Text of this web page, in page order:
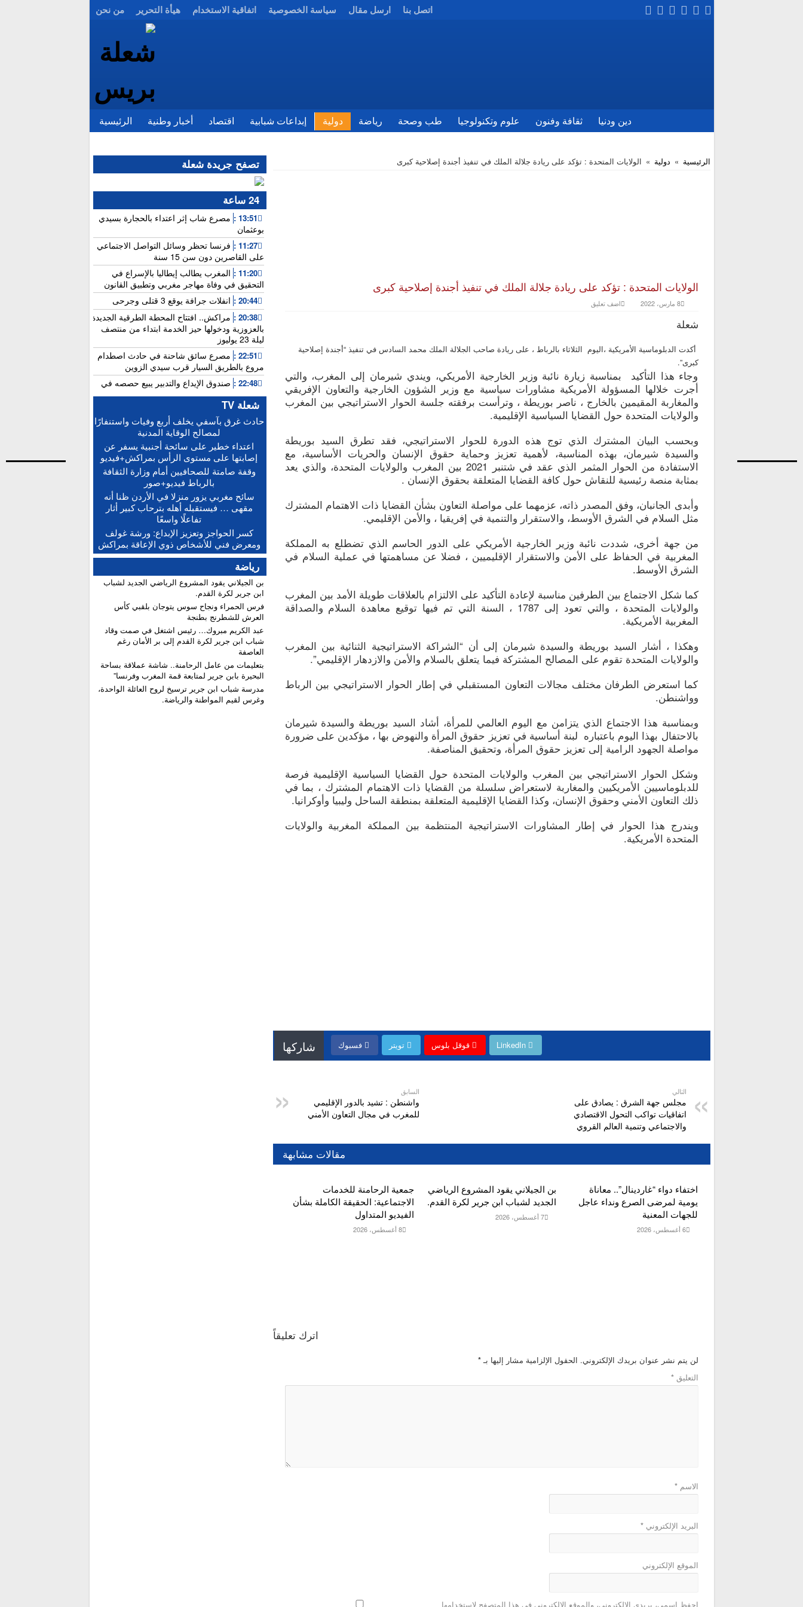
من نحن هيأة التحرير اتفاقية الاستخدام سياسة الخصوصية ارسل مقال اتصل بنا
الرئيسية أخبار وطنية اقتصاد إبداعات شبابية دولية رياضة طب وصحة علوم وتكنولوجيا ثقافة وفنون دين ودنيا
تصفح جريدة شعلة
24 ساعة
13:51 :
مصرع شاب إثر اعتداء بالحجارة بسيدي
بوعثمان
11:27 :
فرنسا تحظر وسائل التواصل الاجتماعي
على القاصرين دون سن 15 سنة
11:20 :
المغرب يطالب إيطاليا بالإسراع في
التحقيق في وفاة مهاجر مغربي وتطبيق القانون
20:44 : انفلات جرافة يوقع 3 قتلى وجرحى
20:38 :
مراكش.. افتتاح المحطة الطرقية الجديدة
بالعزوزية ودخولها حيز الخدمة ابتداء من منتصف
ليلة 23 يوليوز
22:51 :
مصرع سائق شاحنة في حادث اصطدام
مروع بالطريق السيار قرب سيدي الزوين
22:48 :
صندوق الإيداع والتدبير يبيع حصصه في
بنك “سياش”
15:25 :
عامل بناء يلقى مصرعه إثر سقوطه من
الطابق الثاني بورش بالمدينة العتيقة لمراكش
أخنوش: الاجتماع المغربي-الفرنسي يطلق
التنفيذ العملي للشراكة الاستثنائية
15:13 :
“حصيلة إيجابية”.. فرنسا والمغرب يعززان
التعاون الأمني والاقتصادي بمعاهدات غير مسبوقة
15:06 :
الدكتورة أمل العباسي.. نموذج للأستاذة
الجامعية التي تجمع بين التميز الأكاديمي والالتزام
التربوي
12:16 :
بعد إجراء الاستدراكية.. الإعلان عن النتائج
النهائية للبكالوريا ونسبة النجاح تتجاوز 81 في المائة
شعلة TV
حادث غرق بآسفي يخلف أربع وفيات واستنفارًا
لمصالح الوقاية المدنية
اعتداء خطير على سائحة أجنبية يسفر عن
إصابتها على مستوى الرأس بمراكش+فيديو
وقفة صامتة للصحافيين أمام وزارة الثقافة
بالرباط فيديو+صور
سائح مغربي يزور منزلا في الأردن ظنا أنه
مقهى … فيستقبله أهله بترحاب كبير أثار
تفاعلًا واسعًا
كسر الحواجز وتعزيز الإبداع: ورشة غولف
ومعرض فني للأشخاص ذوي الإعاقة بمراكش
رياضة
بن الجيلاني يقود المشروع الرياضي الجديد لشباب
ابن جرير لكرة القدم.
فرس الحمراء ونجاح سوس يتوجان بلقبي كأس
العرش للشطرنج بطنجة
عبد الكريم مبروك… رئيس اشتغل في صمت وقاد
شباب ابن جرير لكرة القدم إلى بر الأمان رغم
العاصفة
بتعليمات من عامل الرحامنة.. شاشة عملاقة بساحة
البحيرة بابن جرير لمتابعة قمة المغرب وفرنسا”
​مدرسة شباب ابن جرير ترسيخ لروح العائلة الواحدة،
وغرس لقيم المواطنة والرياضة.
الرئيسية » دولية » الولايات المتحدة : تؤكد على ريادة جلالة الملك في تنفيذ أجندة إصلاحية كبرى
الولايات المتحدة : تؤكد على ريادة جلالة الملك في تنفيذ أجندة إصلاحية كبرى
8 مارس، 2022 اضف تعليق
شعلة
أكدت الدبلوماسية الأمريكية ،اليوم الثلاثاء بالرباط ، على ريادة صاحب الجلالة الملك محمد السادس في تنفيذ “أجندة إصلاحية
كبرى”.
وجاء هذا التأكيد بمناسبة زيارة نائبة وزير الخارجية الأمريكي، ويندي شيرمان إلى المغرب، والتي
أجرت خلالها المسؤولة الأمريكية مشاورات سياسية مع وزير الشؤون الخارجية والتعاون الإفريقي
والمغاربة المقيمين بالخارج ، ناصر بوريطة ، وترأست برفقته جلسة الحوار الاستراتيجي بين المغرب
والولايات المتحدة حول القضايا السياسية الإقليمية.
وبحسب البيان المشترك الذي توج هذه الدورة للحوار الاستراتيجي، فقد تطرق السيد بوريطة
والسيدة شيرمان، بهذه المناسبة، لأهمية تعزيز وحماية حقوق الإنسان والحريات الأساسية، مع
الاستفادة من الحوار المثمر الذي عقد في شتنبر 2021 بين المغرب والولايات المتحدة، والذي يعد
بمثابة منصة رئيسية للنقاش حول كافة القضايا المتعلقة بحقوق الإنسان .
وأبدى الجانبان، وفق المصدر ذاته، عزمهما على مواصلة التعاون بشأن القضايا ذات الاهتمام المشترك
مثل السلام في الشرق الأوسط، والاستقرار والتنمية في إفريقيا ، والأمن الإقليمي.
من جهة أخرى، شددت نائبة وزير الخارجية الأمريكي على الدور الحاسم الذي تضطلع به المملكة
المغربية في الحفاظ على الأمن والاستقرار الإقليميين ، فضلا عن مساهمتها في عملية السلام في
الشرق الأوسط.
كما شكل الاجتماع بين الطرفين مناسبة لإعادة التأكيد على الالتزام بالعلاقات طويلة الأمد بين المغرب
والولايات المتحدة ، والتي تعود إلى 1787 ، السنة التي تم فيها توقيع معاهدة السلام والصداقة
المغربية الأمريكية.
وهكذا ، أشار السيد بوريطة والسيدة شيرمان إلى أن “الشراكة الاستراتيجية الثنائية بين المغرب
والولايات المتحدة تقوم على المصالح المشتركة فيما يتعلق بالسلام والأمن والازدهار الإقليمي”.
كما استعرض الطرفان مختلف مجالات التعاون المستقبلي في إطار الحوار الاستراتيجي بين الرباط
وواشنطن.
وبمناسبة هذا الاجتماع الذي يتزامن مع اليوم العالمي للمرأة، أشاد السيد بوريطة والسيدة شيرمان
بالاحتفال بهذا اليوم باعتباره لبنة أساسية في تعزيز حقوق المرأة والنهوض بها ، مؤكدين على ضرورة
مواصلة الجهود الرامية إلى تعزيز حقوق المرأة، وتحقيق المناصفة.
وشكل الحوار الاستراتيجي بين المغرب والولايات المتحدة حول القضايا السياسية الإقليمية فرصة
للدبلوماسيين الأمريكيين والمغاربة لاستعراض سلسلة من القضايا ذات الاهتمام المشترك ، بما في
ذلك التعاون الأمني ​​وحقوق الإنسان، وكذا القضايا الإقليمية المتعلقة بمنطقة الساحل وليبيا وأوكرانيا.
ويندرج هذا الحوار في إطار المشاورات الاستراتيجية المنتظمة بين المملكة المغربية والولايات
المتحدة الأمريكية.
شاركها فسبوك تويتر قوقل بلوس LinkedIn
السابق
واشنطن : تشيد بالدور الإقليمي
للمغرب في مجال التعاون الأمني
التالي
مجلس جهة الشرق : يصادق على
اتفاقيات تواكب التحول الاقتصادي
والاجتماعي وتنمية العالم القروي
مقالات مشابهة
جمعية الرحامنة للخدمات
الاجتماعية: الحقيقة الكاملة بشأن
الفيديو المتداول
8 أغسطس، 2026
بن الجيلاني يقود المشروع الرياضي
الجديد لشباب ابن جرير لكرة القدم.
7 أغسطس، 2026
اختفاء دواء “غاردينال”.. معاناة
يومية لمرضى الصرع ونداء عاجل
للجهات المعنية
6 أغسطس، 2026
اترك تعليقاً
لن يتم نشر عنوان بريدك الإلكتروني. الحقول الإلزامية مشار إليها بـ*
التعليق*
الاسم*
البريد الإلكتروني*
الموقع الإلكتروني
احفظ اسمي، بريدي الإلكتروني، والموقع الإلكتروني في هذا المتصفح لاستخدامها